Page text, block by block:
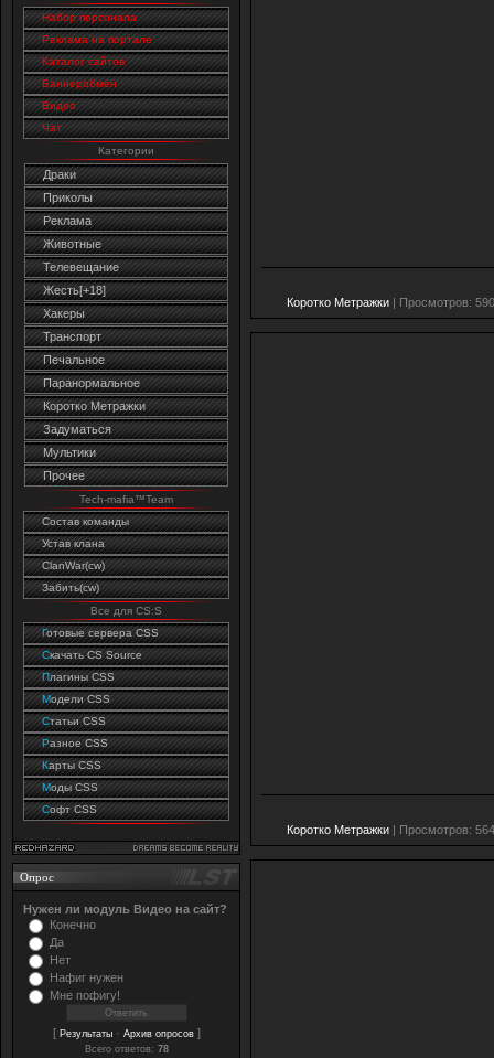
Набор персонала
Реклама на портале
Каталог сайтов
Баннеробмен
Видео
Чат
Категории
Драки
Приколы
Реклама
Животные
Телевещание
Жесть[+18]
Хакеры
Транспорт
Печальное
Паранормальное
Коротко Метражки
Задуматься
Мультики
Прочее
Tech-mafia™Team
Состав команды
Устав клана
ClanWar(cw)
Забить(cw)
Все для CS:S
Готовые сервера CSS
Cкачать CS Source
Плагины CSS
Модели CSS
Статьи CSS
Разное CSS
Карты CSS
Моды CSS
Софт CSS
Опрос
Нужен ли модуль Видео на сайт?
Конечно
Да
Нет
Нафиг нужен
Мне пофигу!
[ Результаты· Архив опросов]
Всего ответов: 78
Коротко Метражки| Просмотров:
Коротко Метражки| Просмотров: